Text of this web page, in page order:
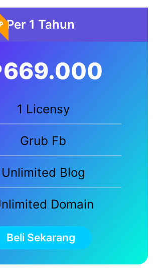
Per 1 Tahun
669.000
1 Licensy
Grub Fb
Unlimited Blog
Domain
Beli Sekarang